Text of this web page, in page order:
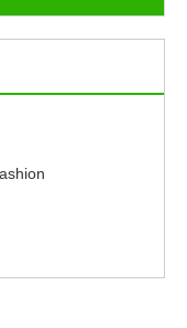
le faire